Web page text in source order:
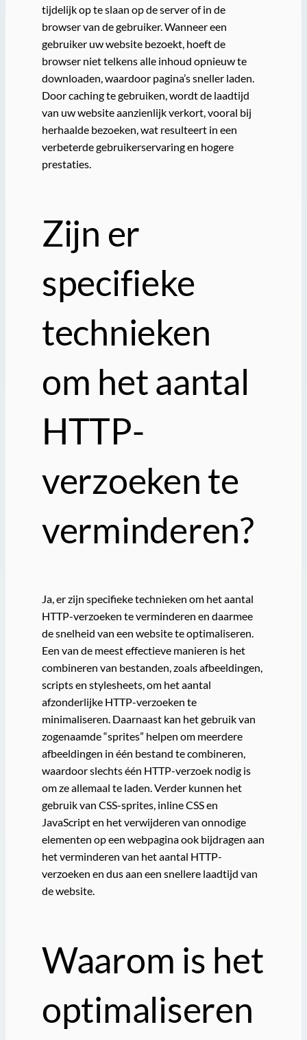
tijdelijk op te slaan op de server of in de
browser van de gebruiker. Wanneer een
gebruiker uw website bezoekt, hoeft de
browser niet telkens alle inhoud opnieuw te
downloaden, waardoor pagina’s sneller laden.
Door caching te gebruiken, wordt de laadtijd
van uw website aanzienlijk verkort, vooral bij
herhaalde bezoeken, wat resulteert in een
verbeterde gebruikerservaring en hogere
prestaties.
Zijn er
specifieke
technieken
om het aantal
HTTP-
verzoeken te
verminderen?
Ja, er zijn specifieke technieken om het aantal
HTTP-verzoeken te verminderen en daarmee
de snelheid van een website te optimaliseren.
Een van de meest effectieve manieren is het
combineren van bestanden, zoals afbeeldingen,
scripts en stylesheets, om het aantal
afzonderlijke HTTP-verzoeken te
minimaliseren. Daarnaast kan het gebruik van
zogenaamde “sprites” helpen om meerdere
afbeeldingen in één bestand te combineren,
waardoor slechts één HTTP-verzoek nodig is
om ze allemaal te laden. Verder kunnen het
gebruik van CSS-sprites, inline CSS en
JavaScript en het verwijderen van onnodige
elementen op een webpagina ook bijdragen aan
het verminderen van het aantal HTTP-
verzoeken en dus aan een snellere laadtijd van
de website.
Waarom is het
optimaliseren